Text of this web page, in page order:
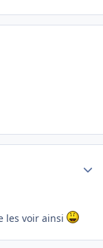
les voir ainsi